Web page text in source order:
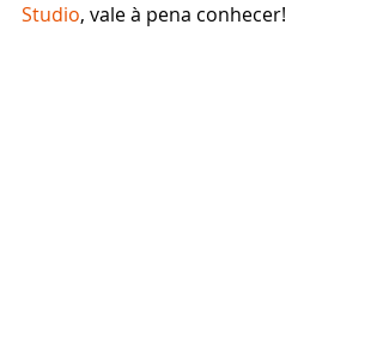
Studio, vale à pena conhecer!